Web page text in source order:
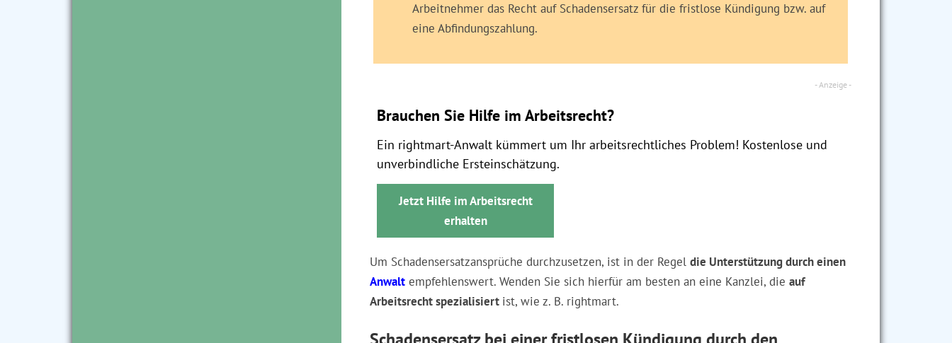
Arbeitnehmer das Recht auf Schadensersatz für die fristlose Kündigung bzw. auf
eine Abfindungszahlung.
Brauchen Sie Hilfe im Arbeitsrecht?
Ein rightmart-Anwalt kümmert um Ihr arbeitsrechtliches Problem! Kostenlose und
unverbindliche Ersteinschätzung.
Jetzt Hilfe im Arbeitsrecht
erhalten
Um Schadensersatzansprüche durchzusetzen, ist in der Regel die Unterstützung durch einen
Anwalt empfehlenswert. Wenden Sie sich hierfür am besten an eine Kanzlei, die auf
Arbeitsrecht spezialisiert ist, wie z. B. rightmart.